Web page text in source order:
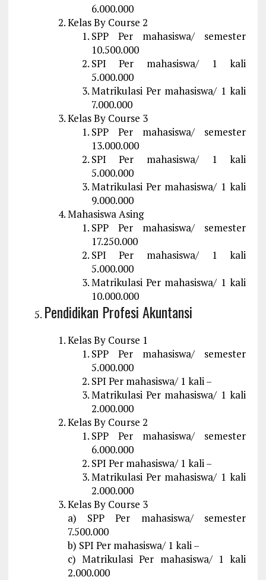
6.000.000
Kelas By Course 2
SPP Per mahasiswa/ semester
10.500.000
SPI Per mahasiswa/ 1 kali
5.000.000
Matrikulasi Per mahasiswa/ 1 kali
7.000.000
Kelas By Course 3
SPP Per mahasiswa/ semester
13.000.000
SPI Per mahasiswa/ 1 kali
5.000.000
Matrikulasi Per mahasiswa/ 1 kali
9.000.000
Mahasiswa Asing
SPP Per mahasiswa/ semester
17.250.000
SPI Per mahasiswa/ 1 kali
5.000.000
Matrikulasi Per mahasiswa/ 1 kali
10.000.000
Pendidikan Profesi Akuntansi
Kelas By Course 1
SPP Per mahasiswa/ semester
5.000.000
SPI Per mahasiswa/ 1 kali –
Matrikulasi Per mahasiswa/ 1 kali
2.000.000
Kelas By Course 2
SPP Per mahasiswa/ semester
6.000.000
SPI Per mahasiswa/ 1 kali –
Matrikulasi Per mahasiswa/ 1 kali
2.000.000
Kelas By Course 3
a) SPP Per mahasiswa/ semester
7.500.000
b) SPI Per mahasiswa/ 1 kali –
c) Matrikulasi Per mahasiswa/ 1 kali
2.000.000